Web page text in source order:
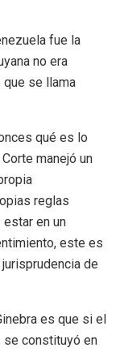
fue la
no era
se llama
qué es lo
manejó un
reglas
en un
este es
de
es que si el
se constituyó en